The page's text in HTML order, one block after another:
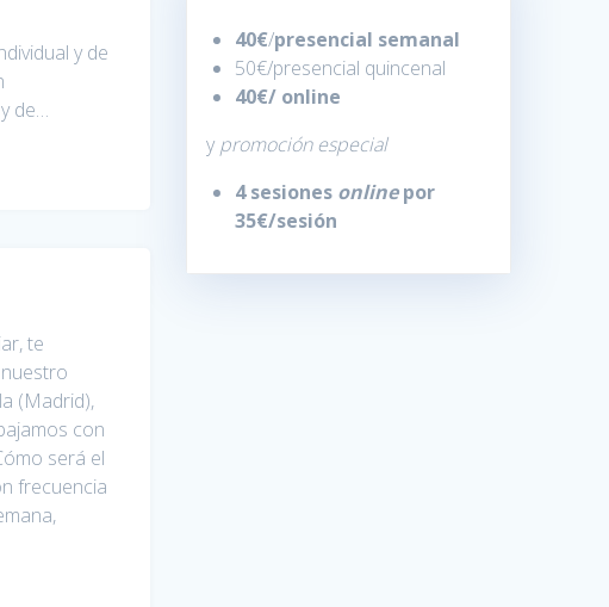
y de
de…
te
(Madrid),
con
será el
frecuencia
40€/presencial semanal
50€/presencial quincenal
40€/ online
y promoción especial
4 sesiones onlinepor
35€/sesión